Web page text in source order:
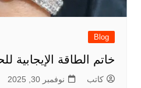
Blog
خاتم الطاقة الإيجابية
كاتب نوفمبر 30, 2025